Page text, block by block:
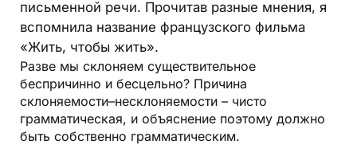
письменной речи. Прочитав разные мнения, я
вспомнила название французского фильма
«Жить, чтобы жить».
Разве мы склоняем существительное
беспричинно и бесцельно? Причина
склоняемости–несклоняемости – чисто
грамматическая, и объяснение поэтому должно
быть собственно грамматическим.